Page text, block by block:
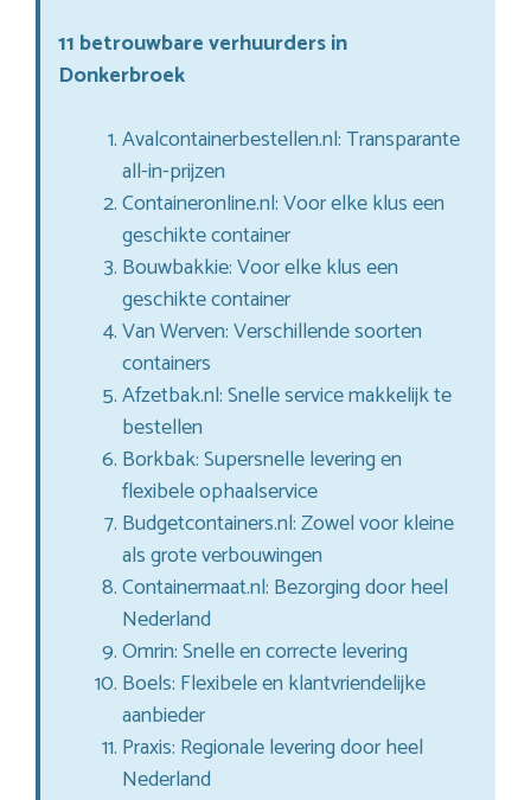
11 betrouwbare verhuurders in
Donkerbroek
Avalcontainerbestellen.nl: Transparante
all-in-prijzen
Containeronline.nl: Voor elke klus een
geschikte container
Bouwbakkie: Voor elke klus een
geschikte container
Van Werven: Verschillende soorten
containers
Afzetbak.nl: Snelle service makkelijk te
bestellen
Borkbak: Supersnelle levering en
flexibele ophaalservice
Budgetcontainers.nl: Zowel voor kleine
als grote verbouwingen
Containermaat.nl: Bezorging door heel
Nederland
Omrin: Snelle en correcte levering
Boels: Flexibele en klantvriendelijke
aanbieder
Praxis: Regionale levering door heel
Nederland